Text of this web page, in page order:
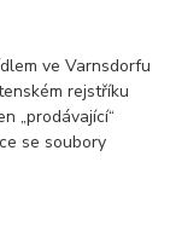
ve Varnsdorfu
rejstříku
„prodávající“
se soubory